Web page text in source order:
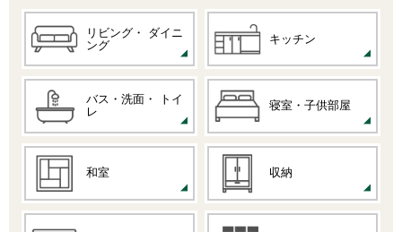
リビング・
ダイニ
ング
キッチン
バス・洗面・
トイ
レ
寝室・子供部屋
和室 収納